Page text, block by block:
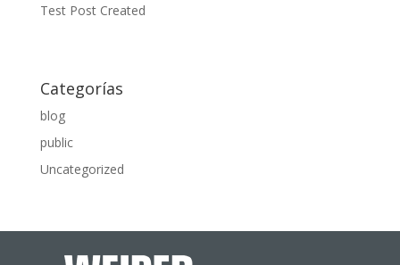
Test Post Created
Categorías
blog
public
Uncategorized